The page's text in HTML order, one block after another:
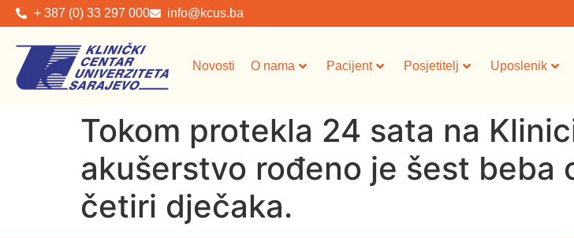
+ 387 (0) 33 297 000 info@kcus.ba
Novosti O nama Pacijent Posjetitelj Uposlenik
Tokom protekla 24 sata na
akušerstvo rođeno je šest beba
četiri dječaka.